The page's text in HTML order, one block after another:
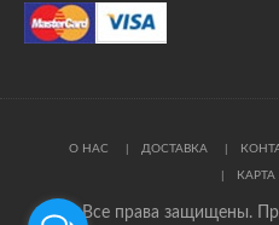
О НАС ДОСТАВКА
© Все права защищены.